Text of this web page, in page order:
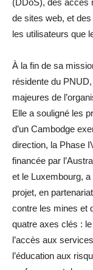
de sites web, et
les utilisateurs que
À la fin de sa
résidente du
majeures de
Elle a souligné les
d’un Cambodge
direction, la Phase
financée par
et le Luxembourg,
projet, en
contre les mines et
quatre axes clés :
l’accès aux
l’éducation aux